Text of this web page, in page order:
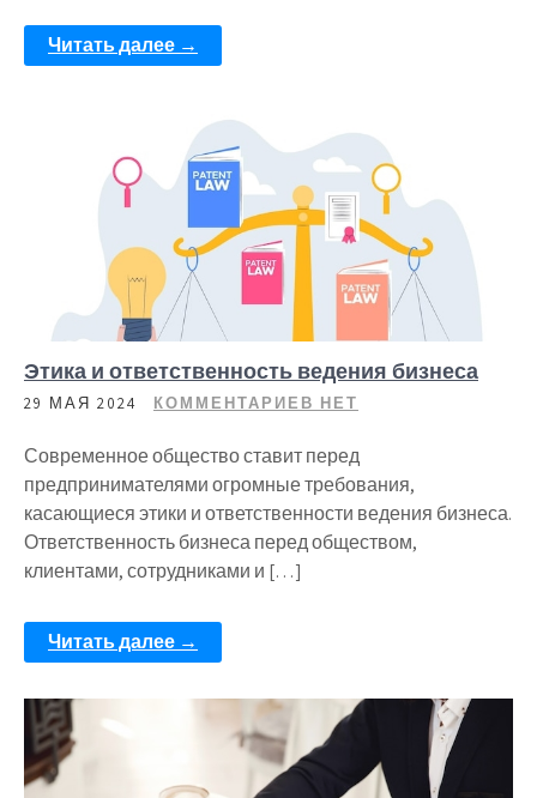
Читать далее →
Этика и ответственность ведения бизнеса
29 МАЯ 2024 КОММЕНТАРИЕВ НЕТ
Современное общество ставит перед
предпринимателями огромные требования,
касающиеся этики и ответственности ведения бизнеса.
Ответственность бизнеса перед обществом,
клиентами, сотрудниками и […]
Читать далее →